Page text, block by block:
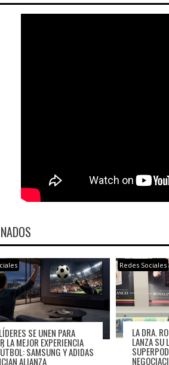
SE UNEN PARA
LA MEJOR EXPERIENCIA
SAMSUNG Y ADIDAS
ALIANZA
Redes Sociales
LA DRA.
LANZA SU